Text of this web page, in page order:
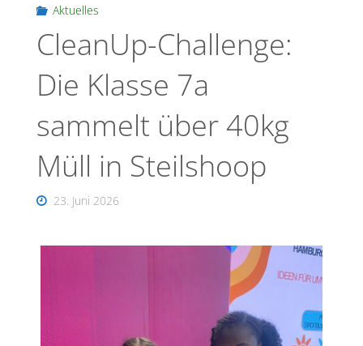
Aktuelles
CleanUp-Challenge:
Die Klasse 7a
sammelt über 40kg
Müll in Steilshoop
23. Juni 2026